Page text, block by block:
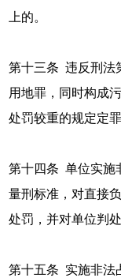
上的。
第十三条 违反刑法
用地罪，同时构成
处罚较重的规定定罪
第十四条 单位实施
量刑标准，对直接
处罚，并对单位判处
第十五条 实施非法